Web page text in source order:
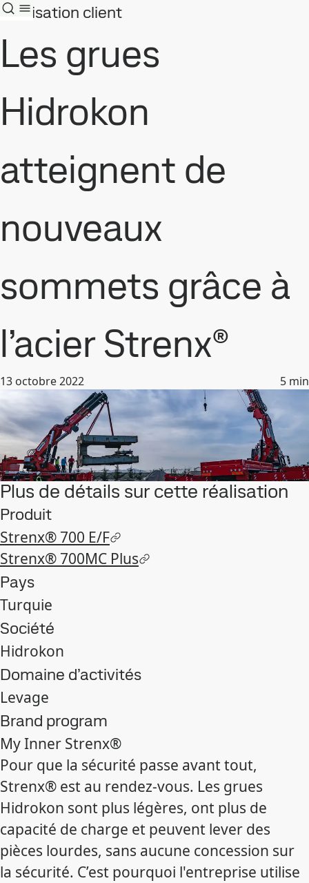
Réalisation client
Les grues
Hidrokon
atteignent de
nouveaux
sommets grâce à
l’acier Strenx®
13 octobre 2022 5 min
Plus de détails sur cette réalisation
Produit
Strenx® 700 E/F
Strenx® 700MC Plus
Pays
Turquie
Société
Hidrokon
Domaine d’activités
Levage
Brand program
My Inner Strenx®
Pour que la sécurité passe avant tout,
Strenx® est au rendez-vous. Les grues
Hidrokon sont plus légères, ont plus de
capacité de charge et peuvent lever des
pièces lourdes, sans aucune concession sur
la sécurité. C’est pourquoi l'entreprise utilise